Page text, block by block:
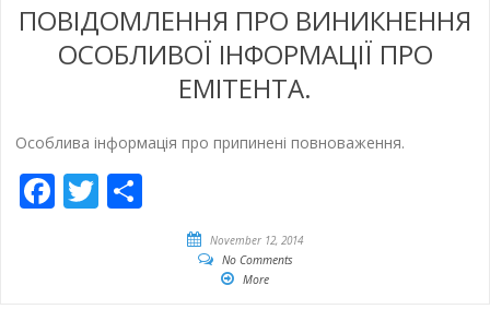
ПОВІДОМЛЕННЯ ПРО ВИНИКНЕННЯ
ОСОБЛИВОЇ ІНФОРМАЦІЇ ПРО
ЕМІТЕНТА.
Особлива інформація про припиненi повноваження.
Facebook
Twitter
November 12, 2014
No Comments
More